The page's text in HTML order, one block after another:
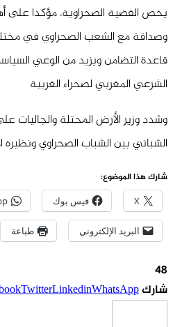
يخص القضية الصحراوية، مؤكدا
وصداقة مع الشعب الصحراوي في
قاعدة التضامن ويزيد من الوعي
الشرعي المغربي لصحراء الغربية
وشدد وزير الأرض المحتلة والجاليات
الشباني بين الشباب الصحراوي ونظيره
شارك هذا الموضوع:
X فيس بوك
البريد الإلكتروني طباعة
48
شارك
TwitterLinkedinWhatsApp